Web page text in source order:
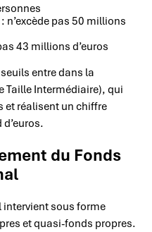
: n’excède pas 50 millions
43 millions d’euros
entre dans la
Taille Intermédiaire), qui
et réalisent un chiffre
du Fonds
intervient sous forme
et quasi-fonds propres.